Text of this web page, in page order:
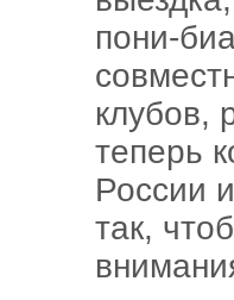
пони-
клубов,
теперь
России
так,